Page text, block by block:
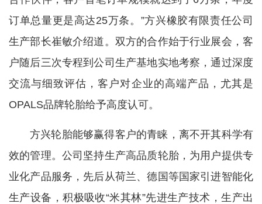
订单总量更是高达25万条。”方兴橡胶有限责任公司
生产部长崔敏介绍道。双方的合作始于行业展会，客
户随后三次专程到公司生产基地实地考察，通过深度
交流与细致评估，客户对企业的高端产品，尤其是
OPALS品牌轮胎给予高度认可。
方兴轮胎能够赢得客户的青睐，离不开其科学有
效的管理。公司坚持生产高品质轮胎，为用户提供专
业化产品服务，先后从荷兰、德国等国家引进智能化
生产设备，积极吸收“米其林”先进生产技术，生产出